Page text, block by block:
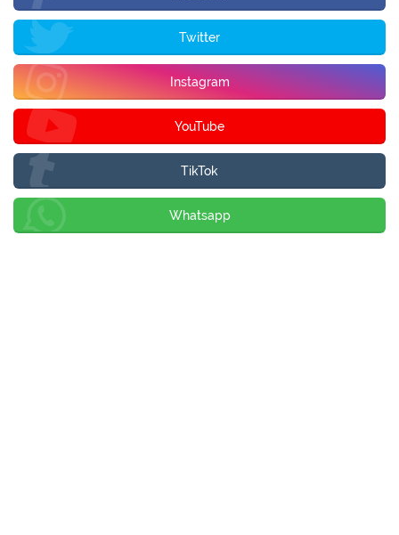
Twitter
Instagram
YouTube
TikTok
Whatsapp